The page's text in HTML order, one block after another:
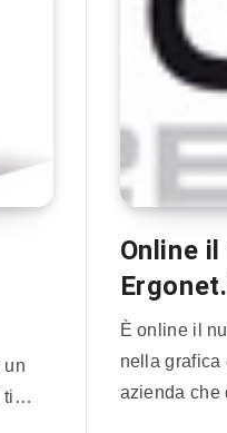
un
ti…
Online
È online il
nella grafica
azienda